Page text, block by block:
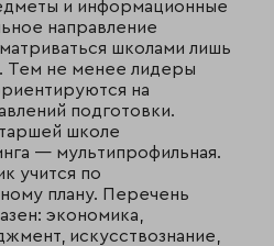
и информационные
направление
школами лишь
Тем не менее лидеры
на
подготовки.
школе
— мультипрофильная.
учится по
плану. Перечень
экономика,
искусствознание,